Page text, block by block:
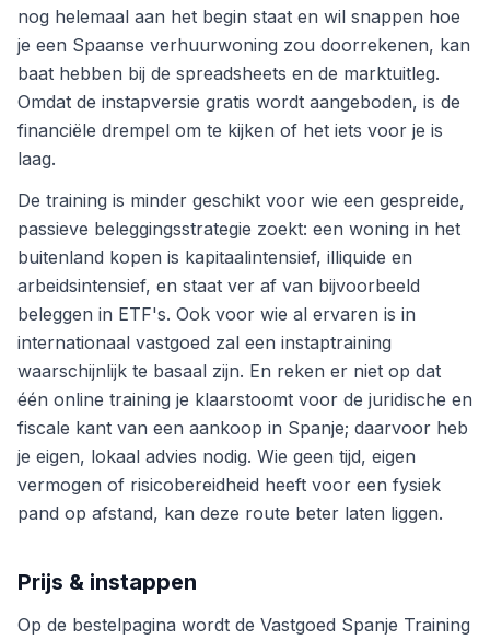
nog helemaal aan het begin staat en wil snappen hoe
je een Spaanse verhuurwoning zou doorrekenen, kan
baat hebben bij de spreadsheets en de marktuitleg.
Omdat de instapversie gratis wordt aangeboden, is de
financiële drempel om te kijken of het iets voor je is
laag.
De training is minder geschikt voor wie een gespreide,
passieve beleggingsstrategie zoekt: een woning in het
buitenland kopen is kapitaalintensief, illiquide en
arbeidsintensief, en staat ver af van bijvoorbeeld
beleggen in ETF's. Ook voor wie al ervaren is in
internationaal vastgoed zal een instaptraining
waarschijnlijk te basaal zijn. En reken er niet op dat
één online training je klaarstoomt voor de juridische en
fiscale kant van een aankoop in Spanje; daarvoor heb
je eigen, lokaal advies nodig. Wie geen tijd, eigen
vermogen of risicobereidheid heeft voor een fysiek
pand op afstand, kan deze route beter laten liggen.
Prijs & instappen
Op de bestelpagina wordt de Vastgoed Spanje Training